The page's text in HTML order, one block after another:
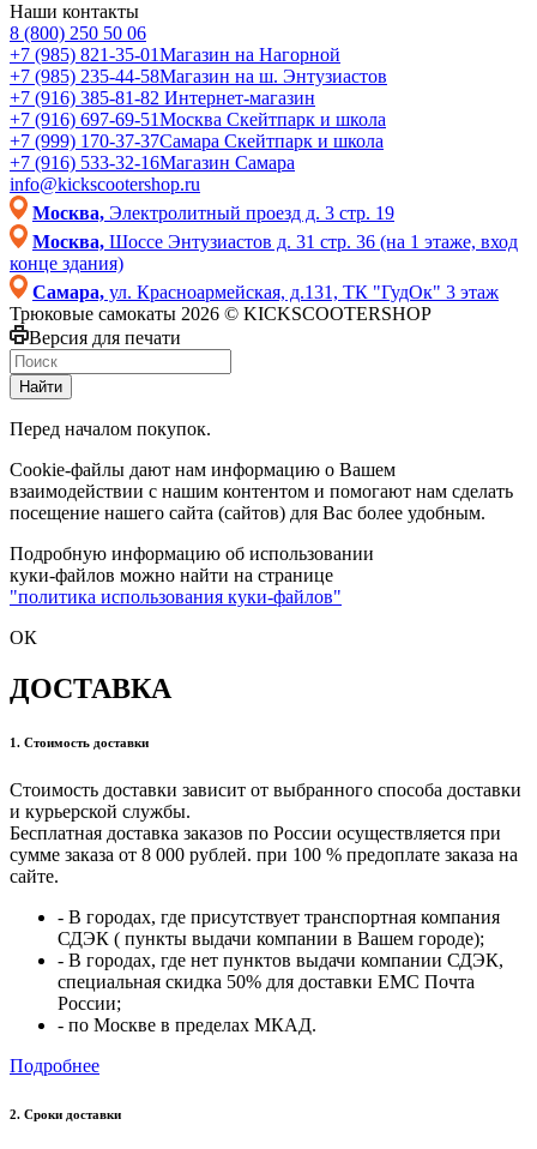
Наши контакты
8 (800) 250 50 06
+7 (985) 821-35-01Магазин на Нагорной
+7 (985) 235-44-58Магазин на ш. Энтузиастов
+7 (916) 385-81-82 Интернет-магазин
+7 (916) 697-69-51Москва Скейтпарк и школа
+7 (999) 170-37-37Самара Скейтпарк и школа
+7 (916) 533-32-16Магазин Самара
info@kickscootershop.ru
Москва, Электролитный проезд д. 3 стр. 19
Москва, Шоссе Энтузиастов д. 31 стр. 36 (на 1 этаже, вход
конце здания)
Самара, ул. Красноармейская, д.131, ТК "ГудОк" 3 этаж
Трюковые самокаты 2026 © KICKSCOOTERSHOP
Версия для печати
Найти
Перед началом покупок.
Cookie-файлы дают нам информацию о Вашем
взаимодействии с нашим контентом и помогают нам сделать
посещение нашего сайта (сайтов) для Вас более удобным.
Подробную информацию об использовании
куки-файлов можно найти на странице
"политика использования куки-файлов"
ОК
ДОСТАВКА
1. Стоимость доставки
Стоимость доставки зависит от выбранного способа доставки
и курьерской службы.
Бесплатная доставка заказов по России осуществляется при
сумме заказа от 8 000 рублей. при 100 % предоплате заказа на
сайте.
- В городах, где присутствует транспортная компания
СДЭК ( пункты выдачи компании в Вашем городе);
- В городах, где нет пунктов выдачи компании СДЭК,
специальная скидка 50% для доставки ЕМС Почта
России;
- по Москве в пределах МКАД.
Подробнее
2. Cроки доставки